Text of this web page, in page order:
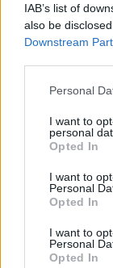
IAB’s list of
also be
Downstream
Personal
I want to
personal
Opted In
I want to
Personal
Opted In
I want to
Personal
Opted In
MENTĀLĀ
AsiņaināTikTok
šokē visus:
Hiltons
slimnīcā